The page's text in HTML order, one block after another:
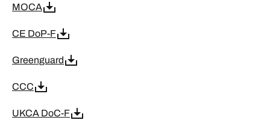
MOCA
CE DoP-F
Greenguard
CCC
UKCA DoC-F